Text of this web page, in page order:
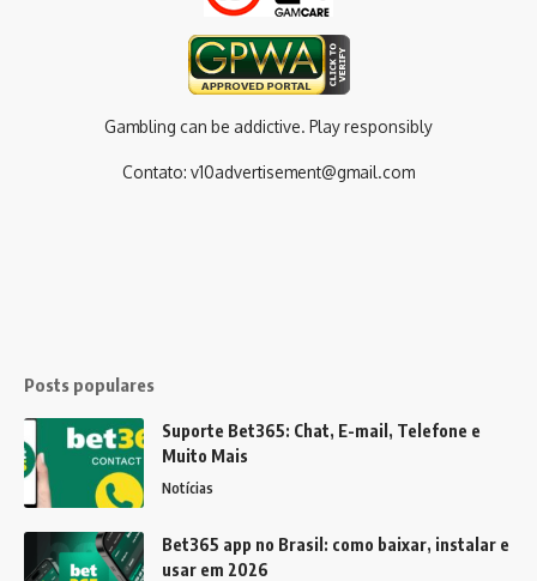
Gambling can be addictive. Play responsibly
Contato: v10advertisement@gmail.com
Posts populares
Suporte Bet365: Chat, E-mail, Telefone e
Muito Mais
Notícias
Bet365 app no Brasil: como baixar, instalar e
usar em 2026